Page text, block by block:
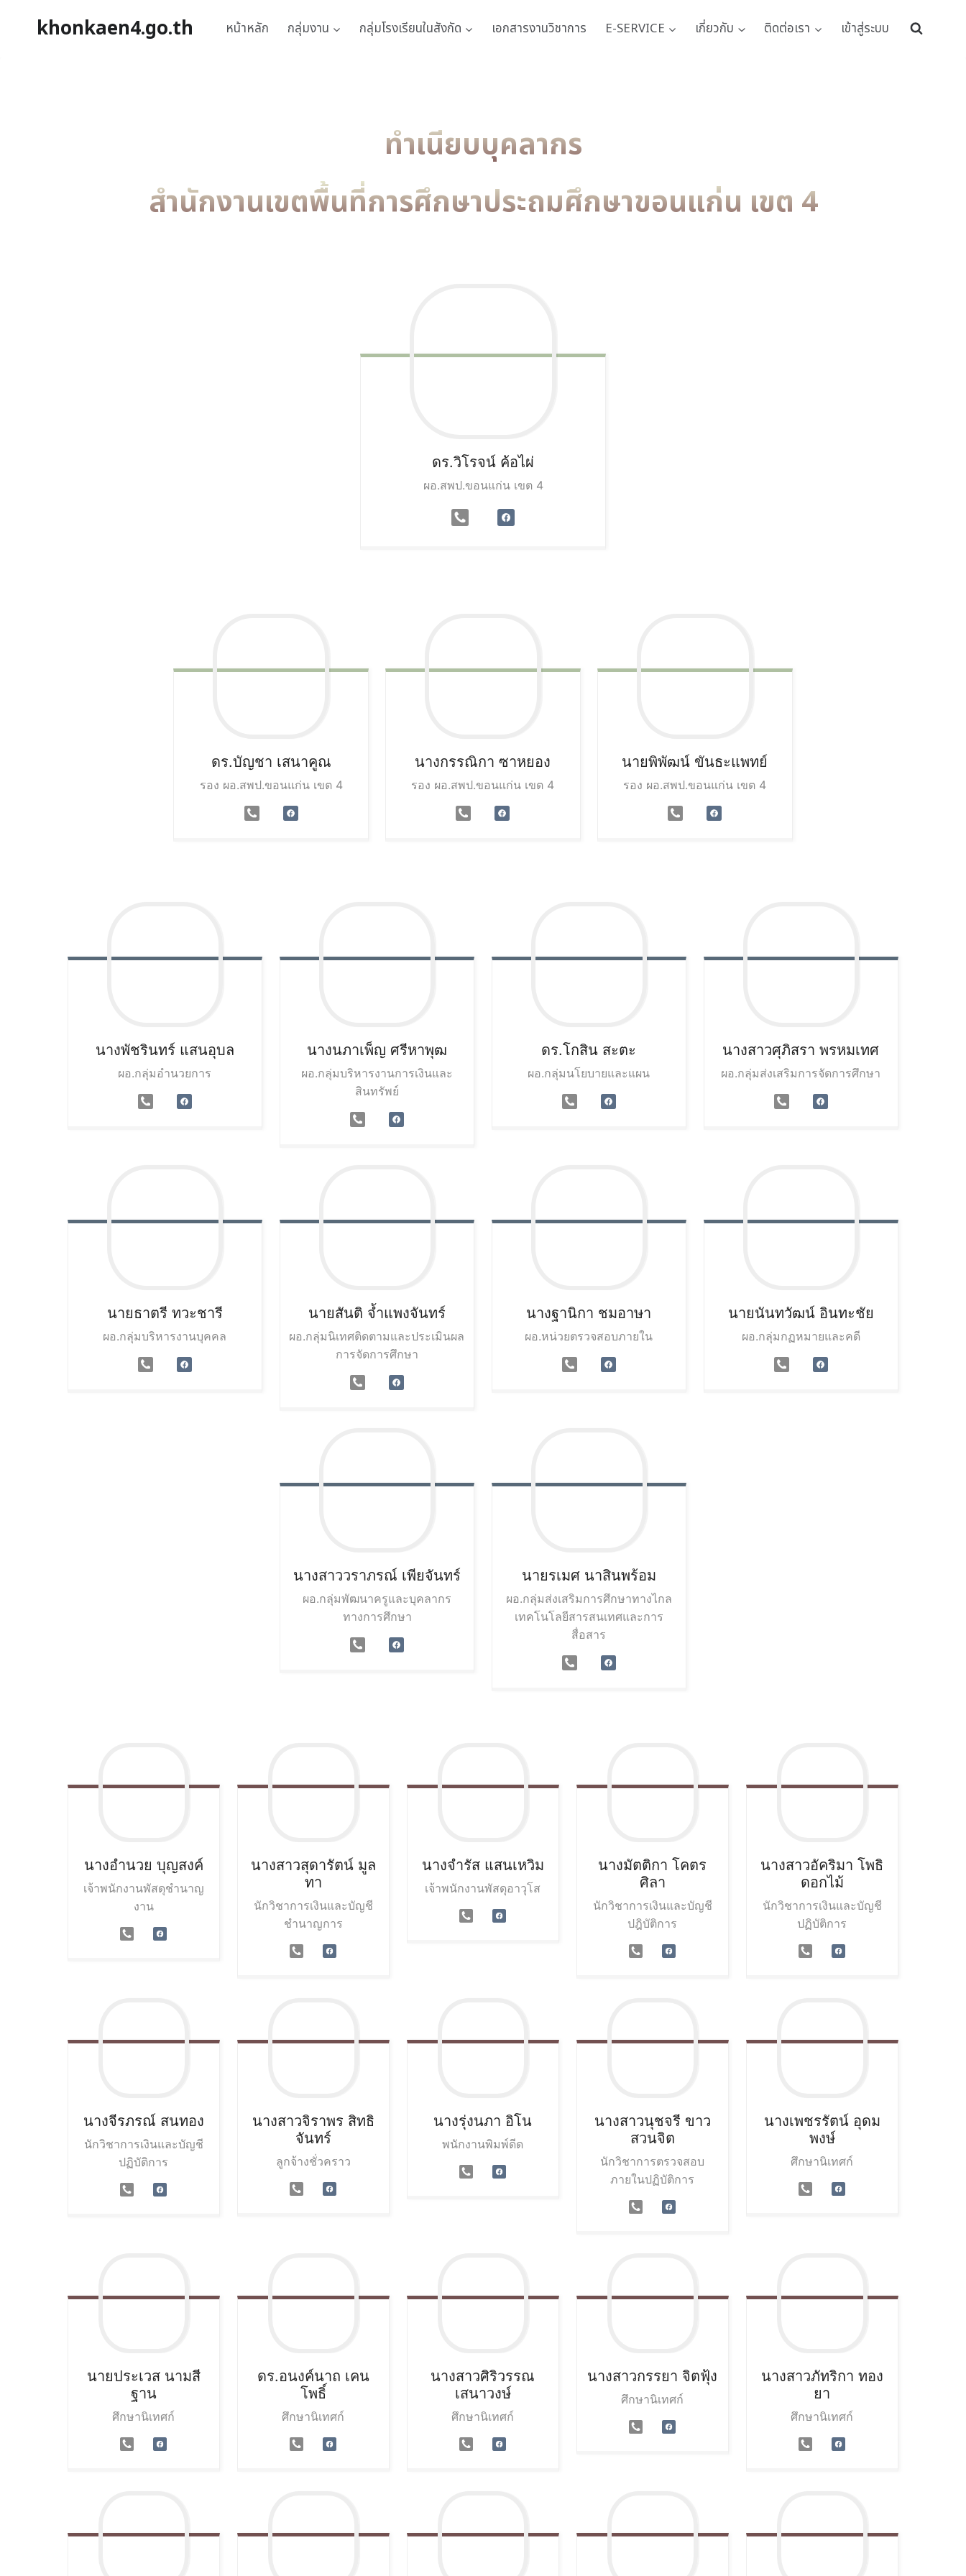
khonkaen4.go.th หน้าหลัก กลุ่มงาน กลุ่มโรงเรียนในสังกัด เอกสารงานวิชาการ E-SERVICE เกี่ยวกับ ติดต่อเรา เข้าสู่ระบบ
ทำเนียบบุคลากร
สำนักงานเขตพื้นที่การศึกษาประถมศึกษาขอนแก่น เขต 4
ดร.วิโรจน์ ค้อไผ่
ผอ.สพป.ขอนแก่น เขต 4
ดร.บัญชา เสนาคูณ
รอง ผอ.สพป.ขอนแก่น เขต 4
นางกรรณิกา ซาหยอง
รอง ผอ.สพป.ขอนแก่น เขต 4
นายพิพัฒน์ ขันธะแพทย์
รอง ผอ.สพป.ขอนแก่น เขต 4
นางพัชรินทร์ แสนอุบล
ผอ.กลุ่มอำนวยการ
นางนภาเพ็ญ ศรีหาพุฒ
ผอ.กลุ่มบริหารงานการเงินและ
สินทรัพย์
ดร.โกสิน สะตะ
ผอ.กลุ่มนโยบายและแผน
นางสาวศุภิสรา พรหมเทศ
ผอ.กลุ่มส่งเสริมการจัดการศึกษา
นายธาตรี ทวะชารี
ผอ.กลุ่มบริหารงานบุคคล
นายสันติ จ้ำแพงจันทร์
ผอ.กลุ่มนิเทศติดตามและประเมินผล
การจัดการศึกษา
นางฐานิกา ชมอาษา
ผอ.หน่วยตรวจสอบภายใน
นายนันทวัฒน์ อินทะชัย
ผอ.กลุ่มกฏหมายและคดี
นางสาววราภรณ์ เพียจันทร์
ผอ.กลุ่มพัฒนาครูและบุคลากร
ทางการศึกษา
นายรเมศ นาสินพร้อม
ผอ.กลุ่มส่งเสริมการศึกษาทางไกล
เทคโนโลยีสารสนเทศและการ
สื่อสาร
นางอำนวย บุญสงค์
เจ้าพนักงานพัสดุชำนาญ
งาน
นางสาวสุดารัตน์ มูล
ทา
นักวิชาการเงินและบัญชี
ชำนาญการ
นางจำรัส แสนเหวิม
เจ้าพนักงานพัสดุอาวุโส
นางมัตติกา โคตร
ศิลา
นักวิชาการเงินและบัญชี
ปฎิบัติการ
นางสาวอัคริมา โพธิ
ดอกไม้
นักวิชาการเงินและบัญชี
ปฏิบัติการ
นางจีรภรณ์ สนทอง
นักวิชาการเงินและบัญชี
ปฏิบัติการ
นางสาวจิราพร สิทธิ
จันทร์
ลูกจ้างชั่วคราว
นางรุ่งนภา อิโน
พนักงานพิมพ์ดีด
นางสาวนุชจรี ขาว
สวนจิต
นักวิชาการตรวจสอบ
ภายในปฏิบัติการ
นางเพชรรัตน์ อุดม
พงษ์
ศึกษานิเทศก์
นายประเวส นามสี
ฐาน
ศึกษานิเทศก์
ดร.อนงค์นาถ เคน
โพธิ์
ศึกษานิเทศก์
นางสาวศิริวรรณ
เสนาวงษ์
ศึกษานิเทศก์
นางสาวกรรยา จิตฟุ้ง
ศึกษานิเทศก์
นางสาวภัทริกา ทอง
ยา
ศึกษานิเทศก์